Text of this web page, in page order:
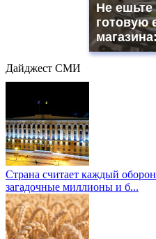
Не ешьте
готовую
Дайджест СМИ
Страна считает каждый
загадочные миллионы и б...